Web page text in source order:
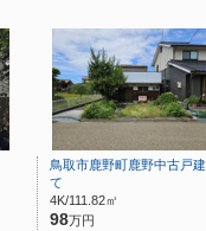
鳥取市鹿野町鹿野中古戸建
て
4K/111.82㎡
98万円